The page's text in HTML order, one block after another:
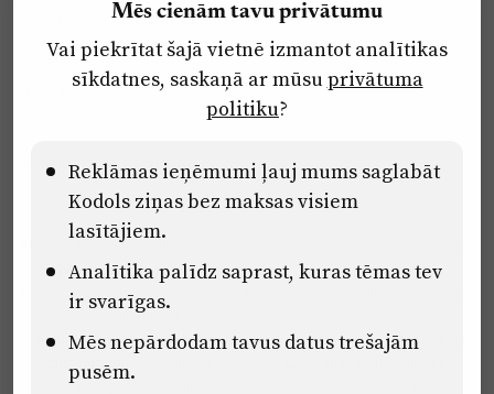
Privātuma politika
Ētikas kodekss
Pārredzamības paziņojumi
Eiropas Savienības Atveseļošanas un noturības mehānisma plāna
2.2. reformu un investīciju virziena “Uzņēmumu digitālā
transformācija un inovācijas” 2.2.1.5.i. investīcijas “Mediju nozares
uzņēmumu digitālās transformācijas veicināšana” pasākuma
“Mācības mediju nozares speciālistu digitālās kompetences un
zināšanu pilnveidošanai” projektā Latvijas Mediju nozares
kompetenču centrs (2.2.1.5.i.0/2/24/A/CFLA/001).
Mēs cienām tavu privātumu
Vai piekrītat šajā vietnē izmantot analītikas
sīkdatnes, saskaņā ar mūsuprivātuma
politiku?
Reklāmas ieņēmumi ļauj mums saglabāt
Kodols ziņas bez maksas visiem
lasītājiem.
Analītika palīdz saprast, kuras tēmas tev
ir svarīgas.
Mēs nepārdodam tavus datus trešajām
pusēm.